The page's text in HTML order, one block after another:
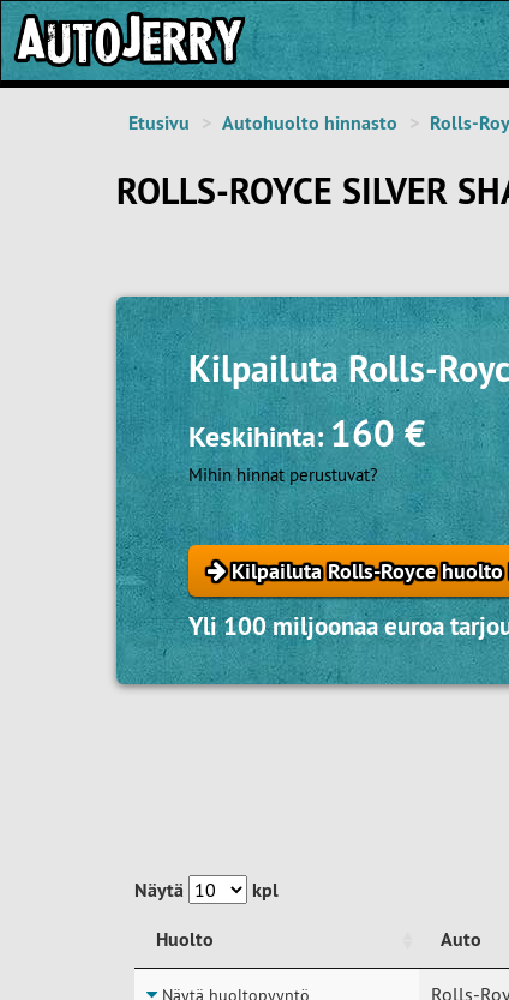
Etusivu Autohuolto hinnasto Rolls-
ROLLS-ROYCE SILVER
KilpailutaRolls-
Keskihinta: 160 €
Mihin hinnat perustuvat?
Kilpailuta Rolls-Royce huolto
Yli 100 miljoonaa euroa
Näytä
kpl
Huolto
Auto
Huolto
Auto
Näytä huoltopyyntö Rolls-